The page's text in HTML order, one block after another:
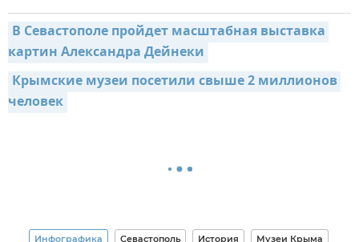
В Севастополе пройдет масштабная выставка
картин Александра Дейнеки
Крымские музеи посетили свыше 2 миллионов
человек
Инфографика Севастополь История Музеи Крыма